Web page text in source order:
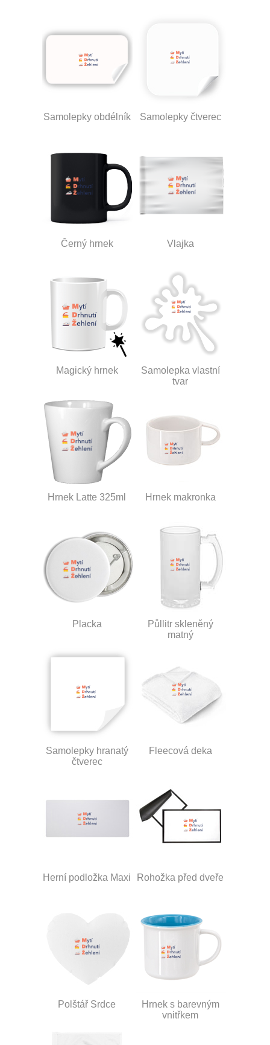
Samolepky obdélník Samolepky čtverec
Černý hrnek Vlajka
Magický hrnek
Samolepka vlastní
tvar
Hrnek Latte 325ml Hrnek makronka
Placka
Půllitr skleněný
matný
Samolepky hranatý
čtverec
Fleecová deka
Herní podložka Maxi Rohožka před dveře
Polštář Srdce
Hrnek s barevným
vnitřkem